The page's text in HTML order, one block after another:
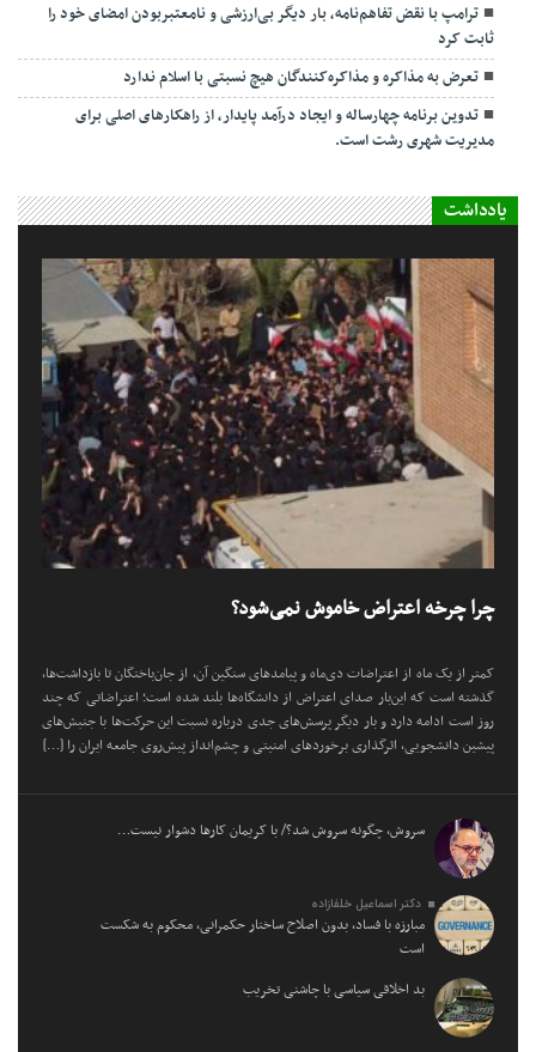
ترامپ با نقض تفاهم‌نامه، بار دیگر بی‌ارزشی و نامعتبربودن امضای خود را
ثابت کرد
تعرض به مذاکره و مذاکره‌کنندگان هیچ نسبتی با اسلام ندارد
تدوین برنامه چهارساله و ایجاد درآمد پایدار، از راهکارهای اصلی برای
مدیریت شهری رشت است.
یادداشت
چرا چرخه اعتراض خاموش نمی‌شود؟
کمتر از یک ماه از اعتراضات دی‌ماه و پیامد‌های سنگین آن، از جان‌باختگان تا بازداشت‌ها،
گذشته است که این‌بار صدای اعتراض از دانشگاه‌ها بلند شده است؛ اعتراضاتی که چند
روز است ادامه دارد و بار دیگر پرسش‌های جدی درباره نسبت این حرکت‌ها با جنبش‌های
پیشین دانشجویی، اثرگذاری برخورد‌های امنیتی و چشم‌انداز پیش‌روی جامعه ایران را […]
سروش، چگونه سروش شد؟/ با کریمان کارها دشوار نیست…
دکتر اسماعیل خلفازاده
مبارزه با فساد، بدون اصلاح ساختار حکمرانی، محکوم به شکست
است
بد اخلاقی سیاسی با چاشنی تخریب